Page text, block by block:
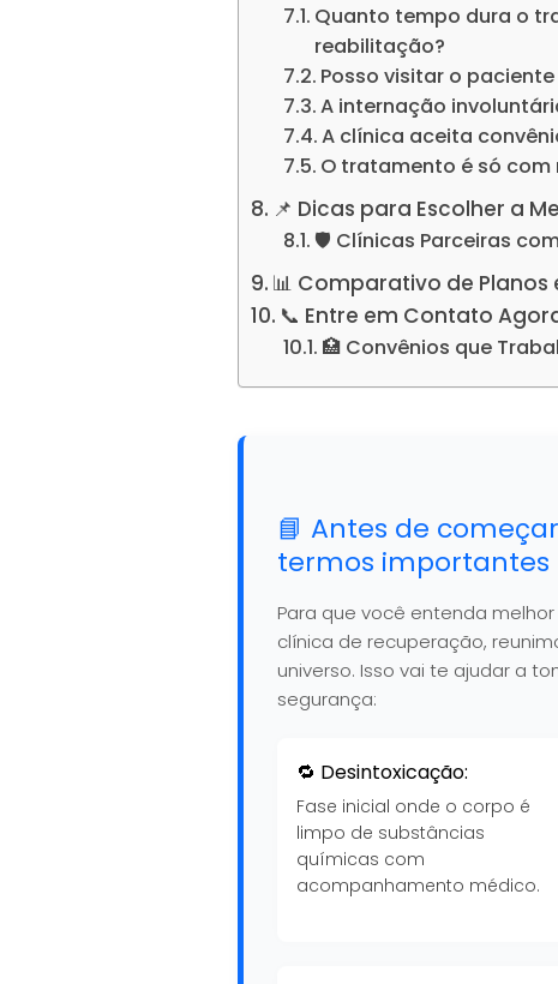
Quanto tempo dura o
reabilitação?
Posso visitar o
A internação
A clínica aceita
O tratamento é só com
📌 Dicas para Escolher a
🛡️ Clínicas Parceiras
📊 Comparativo de Planos
📞 Entre em Contato
🏥 Convênios que
📘 Antes de
termos importantes
Para que você entenda
clínica de recuperação,
universo. Isso vai te ajudar a
segurança:
🔁 Desintoxicação:
Fase inicial onde o corpo é
limpo de substâncias
químicas com
acompanhamento médico.